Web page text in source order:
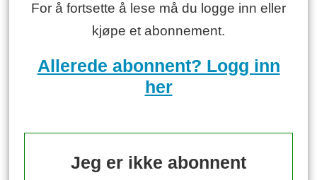
For å fortsette å lese må du logge inn eller
kjøpe et abonnement.
Allerede abonnent? Logg inn
her
Jeg er ikke abonnent